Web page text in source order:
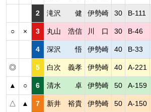
2 滝沢 健 伊勢崎 30 B-111
○ × 3 丸山 浩信 川 口 30 B-46
4 深沢 悟 伊勢崎 40 B-33
◎ 5 白次 義孝 伊勢崎 40 A-221
▲ ○ 6 清水 卓 伊勢崎 50 A-159
△ ▲ 7 新井 裕貴 伊勢崎 50 A-150